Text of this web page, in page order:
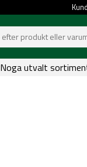
Noga utvalt